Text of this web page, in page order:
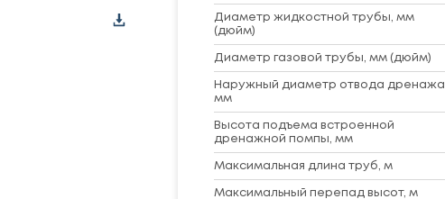
Диаметр жидкостной трубы, мм
(дюйм)
Диаметр газовой трубы, мм (дюйм)
Наружный диаметр отвода дренажа,
мм
Высота подъема встроенной
дренажной помпы, мм
Максимальная длина труб, м
Максимальный перепад высот, м